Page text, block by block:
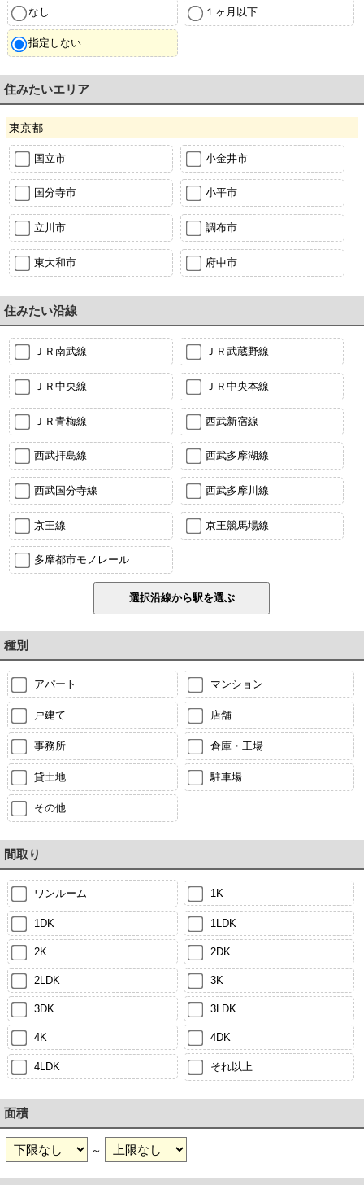
なし １ヶ月以下
指定しない
住みたいエリア
東京都
国立市 小金井市
国分寺市 小平市
立川市 調布市
東大和市 府中市
住みたい沿線
ＪＲ南武線 ＪＲ武蔵野線
ＪＲ中央線 ＪＲ中央本線
ＪＲ青梅線 西武新宿線
西武拝島線 西武多摩湖線
西武国分寺線 西武多摩川線
京王線 京王競馬場線
多摩都市モノレール
種別
アパート マンション
戸建て 店舗
事務所 倉庫・工場
貸土地 駐車場
その他
間取り
ワンルーム 1K
1DK 1LDK
2K 2DK
2LDK 3K
3DK 3LDK
4K 4DK
4LDK それ以上
面積
～